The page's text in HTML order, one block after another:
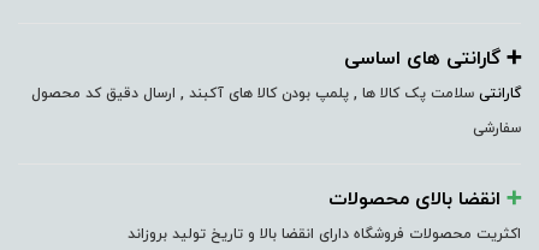
➕️ گارانتی های اساسی
گارانتی سلامت پک کالا ها , پلمپ بودن کالا های آکبند , ارسال دقیق کد محصول
سفارشی
➕️ انقضا بالای محصولات
اکثریت محصولات فروشگاه دارای انقضا بالا و تاریخ تولید بروزاند